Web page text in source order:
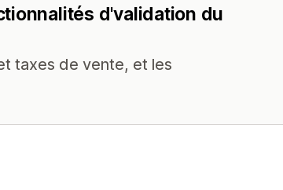
d'validation du
taxes de vente, et les